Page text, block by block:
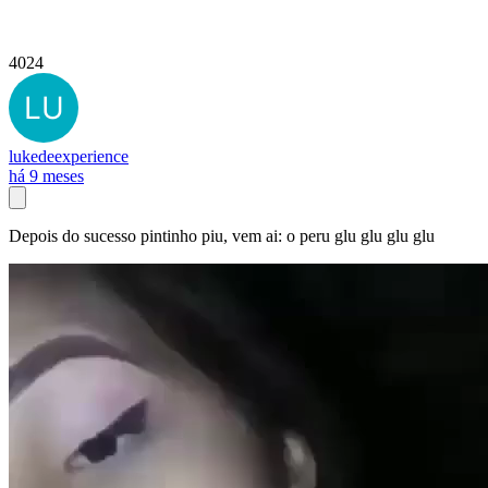
4024
lukedeexperience
há 9 meses
Depois do sucesso pintinho piu, vem ai: o peru glu glu glu glu